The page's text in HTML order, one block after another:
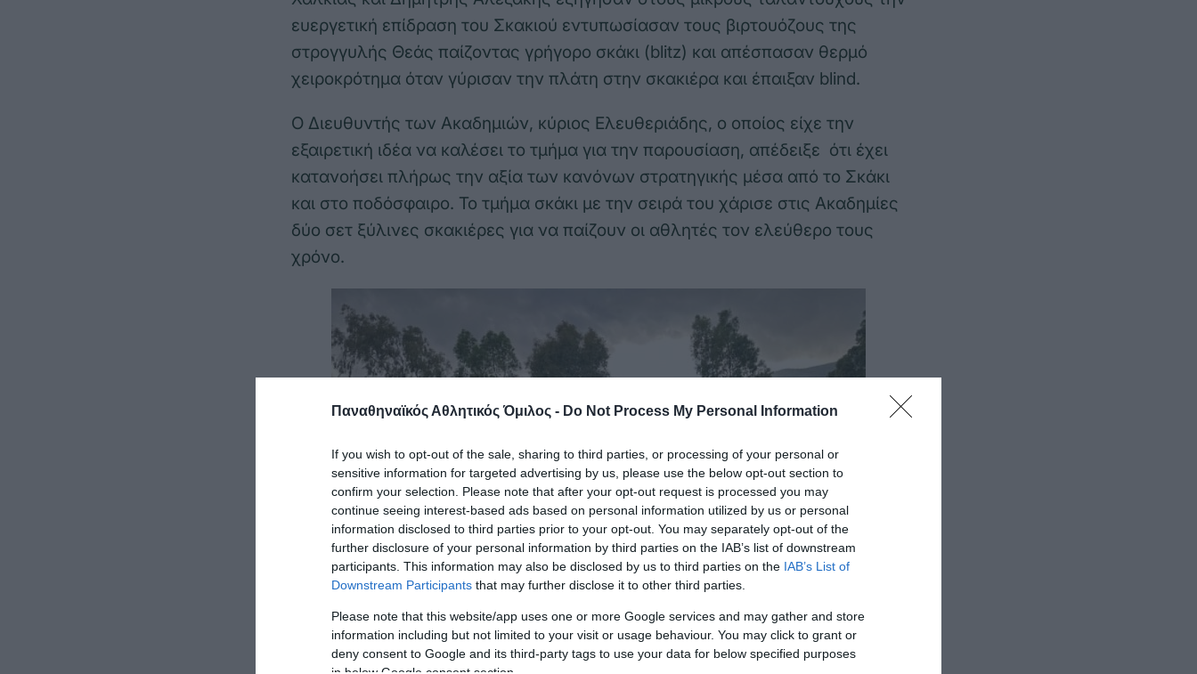
Παναθηναϊκός Αθλητικός Όμιλος - Do Not Process My Personal Information
If you wish to opt-out of the sale, sharing to third parties, or processing of your personal or
sensitive information for targeted advertising by us, please use the below opt-out section to
confirm your selection. Please note that after your opt-out request is processed you may
continue seeing interest-based ads based on personal information utilized by us or personal
information disclosed to third parties prior to your opt-out. You may separately opt-out of the
further disclosure of your personal information by third parties on the IAB’s list of downstream
participants. This information may also be disclosed by us to third parties on the IAB’s List of
Downstream Participants that may further disclose it to other third parties.
Please note that this website/app uses one or more Google services and may gather and store
information including but not limited to your visit or usage behaviour. You may click to grant or
deny consent to Google and its third-party tags to use your data for below specified purposes
ευεργετική επίδραση του Σκακιού εντυπωσίασαν τους βιρτουόζους της
στρογγυλής Θεάς παίζοντας γρήγορο σκάκι (blitz) και απέσπασαν θερμό
χειροκρότημα όταν γύρισαν την πλάτη στην σκακιέρα και έπαιξαν blind.
Ο Διευθυντής των Ακαδημιών, κύριος Ελευθεριάδης, ο οποίος είχε την
εξαιρετική ιδέα να καλέσει το τμήμα για την παρουσίαση, απέδειξε ότι έχει
κατανοήσει πλήρως την αξία των κανόνων στρατηγικής μέσα από το Σκάκι
και στο ποδόσφαιρο. Το τμήμα σκάκι με την σειρά του χάρισε στις Ακαδημίες
δύο σετ ξύλινες σκακιέρες για να παίζουν οι αθλητές τον ελεύθερο τους
χρόνο.